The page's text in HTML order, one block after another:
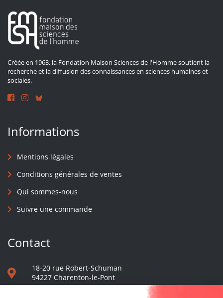
Créée en 1963, la Fondation Maison Sciences de l'Homme soutient la
recherche et la diffusion des connaissances en sciences humaines et
sociales.
Informations
Mentions légales
Conditions générales de ventes
Qui sommes-nous
Suivre une commande
Contact
18-20 rue Robert-Schuman
94227 Charenton-le-Pont